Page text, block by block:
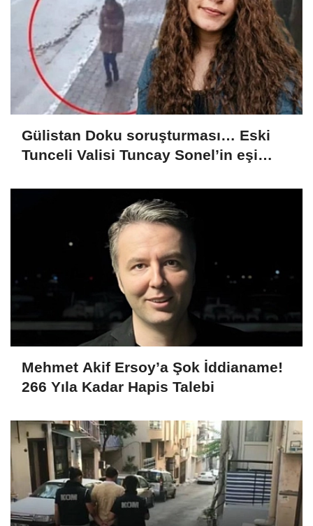
Gülistan Doku soruşturması… Eski
Tunceli Valisi Tuncay Sonel’in eşi
Mehmet Akif Ersoy’a Şok İddianame!
266 Yıla Kadar Hapis Talebi